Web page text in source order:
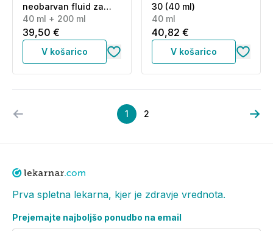
neobarvan fluid za
obraz - ZF50+ in
tonirana vodica ZF30
(40 ml + 200 ml)
40 ml + 200 ml
39,50 €
V košarico
30 (40 ml)
40 ml
40,82 €
V košarico
1 2
Prva spletna lekarna, kjer je zdravje vrednota.
Prejemajte najboljšo ponudbo na email